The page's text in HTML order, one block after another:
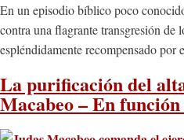
En un episodio bíblico poco
contra una flagrante transgresión de
espléndidamente recompensado por
La purificación del
Macabeo – En